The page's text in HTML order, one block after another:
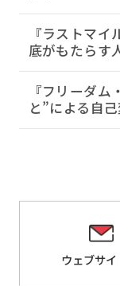
『ラストマ
底がもたらす
『フリーダ
と”による自
ウェブサ